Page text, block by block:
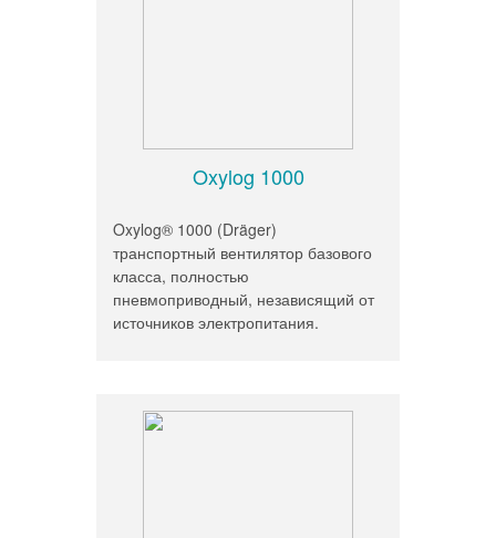
Oxylog 1000
Oxylog® 1000 (Dräger)
транспортный вентилятор базового
класса, полностью
пневмоприводный, независящий от
источников электропитания.